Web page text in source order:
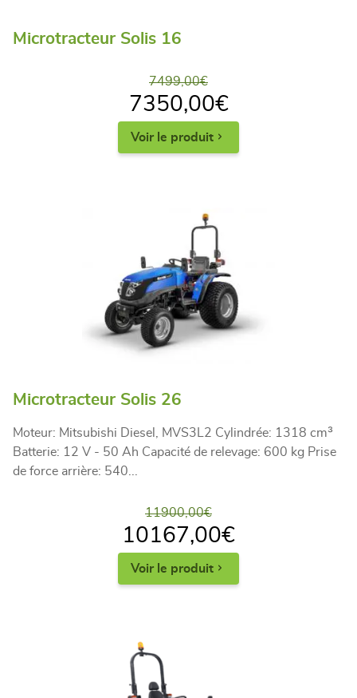
Microtracteur Solis 16
7499,00€
7350,00€
Voir le produit
Microtracteur Solis 26
Moteur: Mitsubishi Diesel, MVS3L2 Cylindrée: 1318 cm³
Batterie: 12 V - 50 Ah Capacité de relevage: 600 kg Prise
de force arrière: 540...
11900,00€
10167,00€
Voir le produit